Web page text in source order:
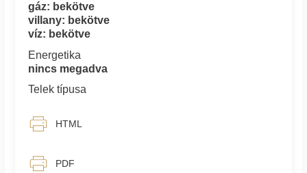
gáz: bekötve
villany: bekötve
víz: bekötve
Energetika
nincs megadva
Telek típusa
HTML
PDF